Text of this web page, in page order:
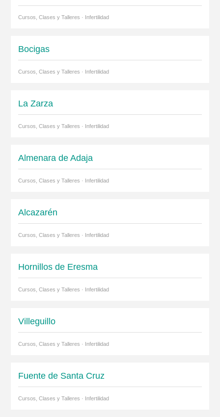
Cursos, Clases y Talleres · Infertilidad
Bocigas
Cursos, Clases y Talleres · Infertilidad
La Zarza
Cursos, Clases y Talleres · Infertilidad
Almenara de Adaja
Cursos, Clases y Talleres · Infertilidad
Alcazarén
Cursos, Clases y Talleres · Infertilidad
Hornillos de Eresma
Cursos, Clases y Talleres · Infertilidad
Villeguillo
Cursos, Clases y Talleres · Infertilidad
Fuente de Santa Cruz
Cursos, Clases y Talleres · Infertilidad